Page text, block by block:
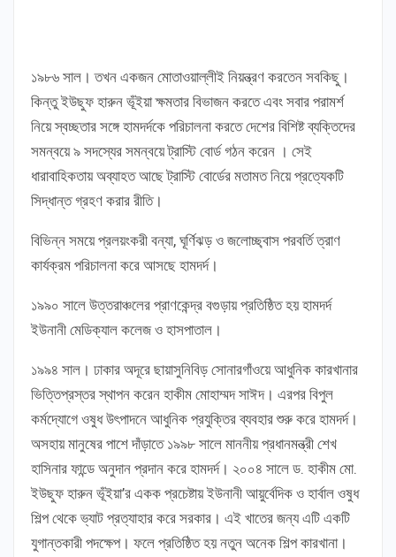
১৯৮৬ সাল। তখন একজন মোতাওয়াল্লীই নিয়ন্ত্রণ করতেন সবকিছু।
কিন্তু ইউছুফ হারুন ভূঁইয়া ক্ষমতার বিভাজন করতে এবং সবার পরামর্শ
নিয়ে স্বচ্ছতার সঙ্গে হামদর্দকে পরিচালনা করতে দেশের বিশিষ্ট ব্যক্তিদের
সমন্বয়ে ৯ সদস্যের সমন্বয়ে ট্রাস্টি বোর্ড গঠন করেন । সেই
ধারাবাহিকতায় অব্যাহত আছে ট্রাস্টি বোর্ডের মতামত নিয়ে প্রত্যেকটি
সিদ্ধান্ত গ্রহণ করার রীতি।
বিভিন্ন সময়ে প্রলয়ংকরী বন্যা, ঘূর্ণিঝড় ও জলোচ্ছ্বাস পরবর্তি ত্রাণ
কার্যক্রম পরিচালনা করে আসছে হামদর্দ।
১৯৯০ সালে উত্তরাঞ্চলের প্রাণকেন্দ্র বগুড়ায় প্রতিষ্ঠিত হয় হামদর্দ
ইউনানী মেডিক্যাল কলেজ ও হাসপাতাল।
১৯৯৪ সাল। ঢাকার অদূরে ছায়াসুনিবিড় সোনারগাঁওয়ে আধুনিক কারখানার
ভিত্তিপ্রস্তর স্থাপন করেন হাকীম মোহাম্মদ সাঈদ। এরপর বিপুল
কর্মদ্যোগে ওষুধ উৎপাদনে আধুনিক প্রযুক্তির ব্যবহার শুরু করে হামদর্দ।
অসহায় মানুষের পাশে দাঁড়াতে ১৯৯৮ সালে মাননীয় প্রধানমন্ত্রী শেখ
হাসিনার ফান্ডে অনুদান প্রদান করে হামদর্দ। ২০০৪ সালে ড. হাকীম মো.
ইউছুফ হারুন ভূঁইয়া’র একক প্রচেষ্টায় ইউনানী আয়ুর্বেদিক ও হার্বাল ওষুধ
শিল্প থেকে ভ্যাট প্রত্যাহার করে সরকার। এই খাতের জন্য এটি একটি
যুগান্তকারী পদক্ষেপ। ফলে প্রতিষ্ঠিত হয় নতুন অনেক শিল্প কারখানা।